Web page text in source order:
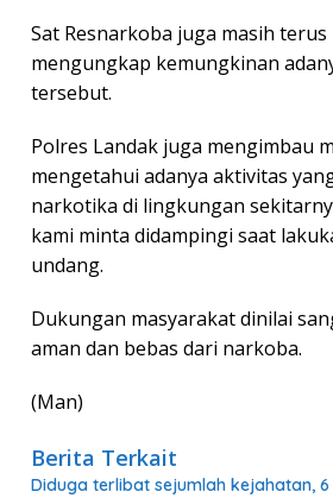
Sat Resnarkoba juga masih
mengungkap kemungkinan
tersebut.
Polres Landak juga mengimbau
mengetahui adanya aktivitas
narkotika di lingkungan
kami minta didampingi saat
undang.
Dukungan masyarakat dinilai
aman dan bebas dari narkoba.
(Man)
Berita Terkait
Diduga terlibat sejumlah kejahatan,